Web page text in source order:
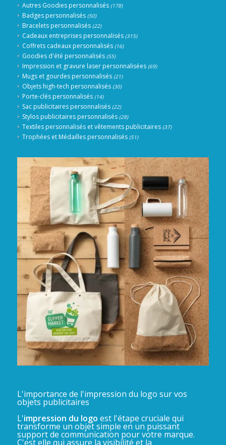
Autres Goodies personnalisés (178)
Badges personnalisés (50)
Bracelets personnalisés (22)
Cadeaux entreprises personnalisés (315)
Coffrets cadeaux personnalisés (16)
Goodies d'été personnalisés (55)
Impression et gravure laser personnalisées (69)
Mugs et gourdes personnalisés (21)
Objets high-tech personnalisés (30)
Porte-clés personnalisés (14)
Sac publicitaires personnalisés (22)
Stylos publicitaires personnalisés (28)
Textiles personnalisés et vêtements publicitaires (37)
Trophées et Médailles personnalisés (51)
L'importance de l'impression du logo sur vos
objets publicitaires
L'impression du logo est l'étape cruciale qui
transforme un objet simple en un puissant
support de communication pour votre marque.
C'est elle qui assure la visibilité et la